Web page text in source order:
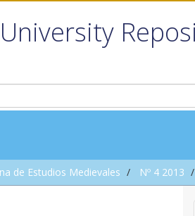
de Estudios Medievales Nº 4 2013